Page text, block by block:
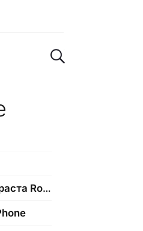
Поиск по сайту
Подтверждение возраста Roblox